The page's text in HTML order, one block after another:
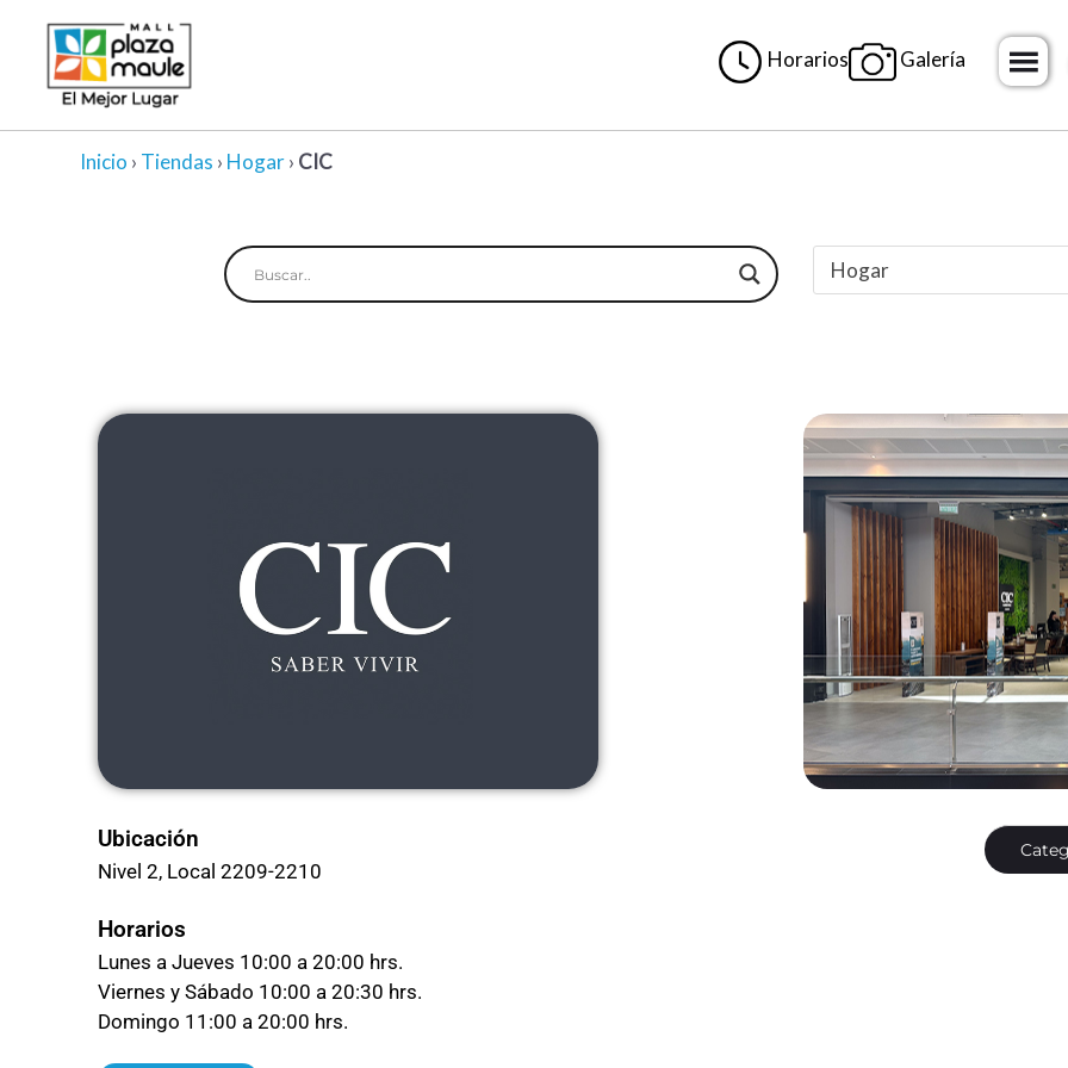
contenido
Horarios Galería
H
Inicio › Tiendas › Hogar› CIC
Hogar
Ubicación
Nivel 2, Local 2209-2210
Horarios
Lunes a Jueves 10:00 a 20:00 hrs.
Viernes y Sábado 10:00 a 20:30 hrs.
Domingo 11:00 a 20:00 hrs.